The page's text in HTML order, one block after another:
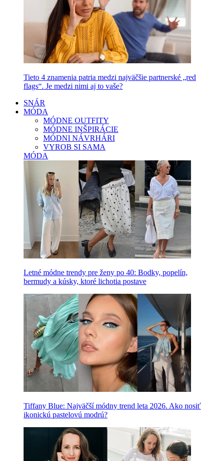
Tieto 4 znamenia patria medzi najväčšie partnerské „red
flags“. Je medzi nimi aj to vaše?
SNÁR
MÓDA
MÓDNE OUTFITY
MÓDNE INŠPIRÁCIE
MÓDNI NÁVRHÁRI
VYROB SI SAMA
MÓDA
Letné módne trendy pre ženy po 40: Bodky, popelín,
bermudy a kúsky, ktoré lichotia postave
Tiffany Blue: Najväčší módny trend leta 2026. Ako nosiť
ikonickú pastelovú modrú?